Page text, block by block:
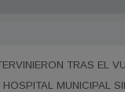
TRAS EL
MUNICIPAL